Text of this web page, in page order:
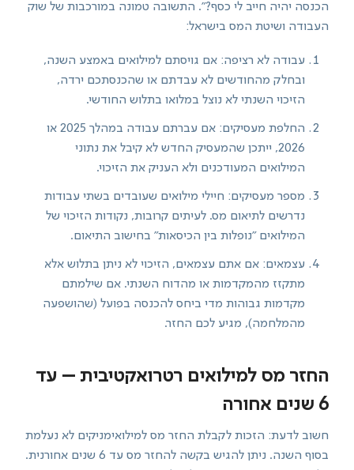
הכנסה יהיה חייב לי כסף?". התשובה טמונה במורכבות של שוק
העבודה ושיטת המס בישראל:
עבודה לא רציפה: אם גויסתם למילואים באמצע השנה,
ובחלק מהחודשים לא עבדתם או שהכנסתכם ירדה,
הזיכוי השנתי לא נוצל במלואו בתלוש החודשי.
החלפת מעסיקים: אם עברתם עבודה במהלך 2025 או
2026, ייתכן שהמעסיק החדש לא קיבל את נתוני
המילואים המעודכנים ולא העניק את הזיכוי.
מספר מעסיקים: חיילי מילואים שעובדים בשתי עבודות
נדרשים לתיאום מס. לעיתים קרובות, נקודות הזיכוי של
המילואים "נופלות בין הכיסאות" בחישוב התיאום.
עצמאים: אם אתם עצמאים, הזיכוי לא ניתן בתלוש אלא
מתקזז מהמקדמות או מהדוח השנתי. אם שילמתם
מקדמות גבוהות מדי ביחס להכנסה בפועל (שהושפעה
מהמלחמה), מגיע לכם החזר.
החזר מס למילואים רטרואקטיבית – עד
6 שנים אחורה
חשוב לדעת: הזכות לקבלת החזר מס למילואימניקים לא נעלמת
בסוף השנה. ניתן להגיש בקשה להחזר מס עד 6 שנים אחורנית.